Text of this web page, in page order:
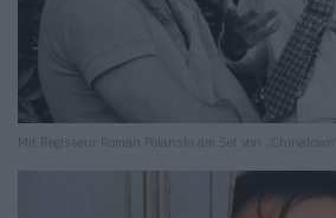
Mit Regisseur Roman Polanski am Set von „Chinatown“.